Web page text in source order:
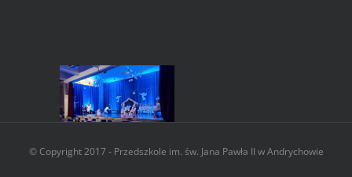
© Copyright 2017 - Przedszkole im. św. Jana Pawła II w Andrychowie